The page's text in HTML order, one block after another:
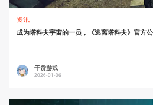
资讯
成为塔科夫宇宙的一员，《逃离塔科夫》官方
干货游戏
2026-01-06